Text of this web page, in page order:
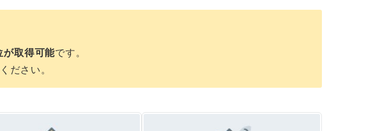
が取得可能です。
ださい。